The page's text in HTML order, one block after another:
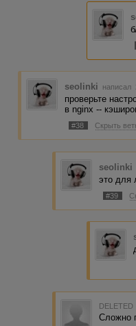
seolinki написал
проверьте
в nginx --
#38 Скрыть
seolinki
это для
#39
DELETED
Сложно